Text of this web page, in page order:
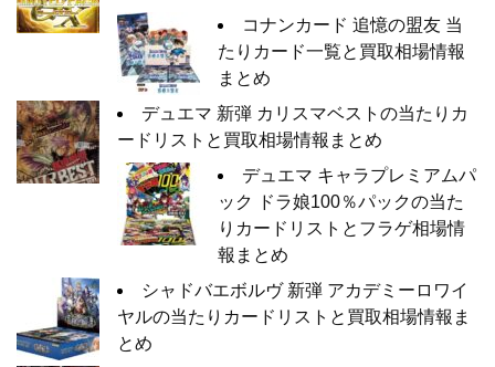
コナンカード 追憶の盟友 当
たりカード一覧と買取相場情報
まとめ
デュエマ 新弾 カリスマベストの当たりカ
ードリストと買取相場情報まとめ
デュエマ キャラプレミアムパ
ック ドラ娘100％パックの当た
りカードリストとフラゲ相場情
報まとめ
シャドバエボルヴ 新弾 アカデミーロワイ
ヤルの当たりカードリストと買取相場情報ま
とめ